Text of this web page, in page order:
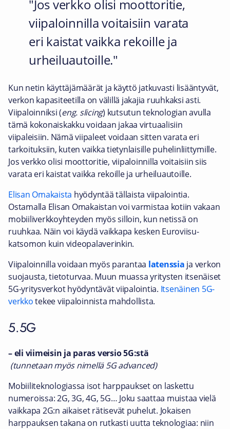
Jos verkko olisi moottoritie,
viipaloinnilla voitaisiin varata
eri kaistat vaikka rekoille ja
urheiluautoille.
Kun netin käyttäjämäärät ja käyttö jatkuvasti lisääntyvät,
verkon kapasiteetilla on välillä jakajia ruuhkaksi asti.
Viipaloinniksi (eng. slicing) kutsutun teknologian avulla
tämä kokonaiskakku voidaan jakaa virtuaalisiin
viipaleisiin. Nämä viipaleet voidaan sitten varata eri
tarkoituksiin, kuten vaikka tietynlaisille puhelinliittymille.
Jos verkko olisi moottoritie, viipaloinnilla voitaisiin siis
varata eri kaistat vaikka rekoille ja urheiluautoille.
Elisan Omakaista hyödyntää tällaista viipalointia.
Ostamalla Elisan Omakaistan voi varmistaa kotiin vakaan
mobiiliverkkoyhteyden myös silloin, kun netissä on
ruuhkaa. Näin voi käydä vaikkapa kesken Euroviisu-
katsomon kuin videopalaverinkin.
Viipaloinnilla voidaan myös parantaa latenssia ja verkon
suojausta, tietoturvaa. Muun muassa yritysten itsenäiset
5G-yritysverkot hyödyntävät viipalointia. Itsenäinen 5G-
verkkotekee viipaloinnista mahdollista.
5.5G
– eli viimeisin ja paras versio 5G:stä
(tunnetaan myös nimellä 5G advanced)
Mobiiliteknologiassa isot harppaukset on laskettu
numeroissa: 2G, 3G, 4G, 5G… Joku saattaa muistaa vielä
vaikkapa 2G:n aikaiset rätisevät puhelut. Jokaisen
harppauksen takana on rutkasti uutta teknologiaa: niin